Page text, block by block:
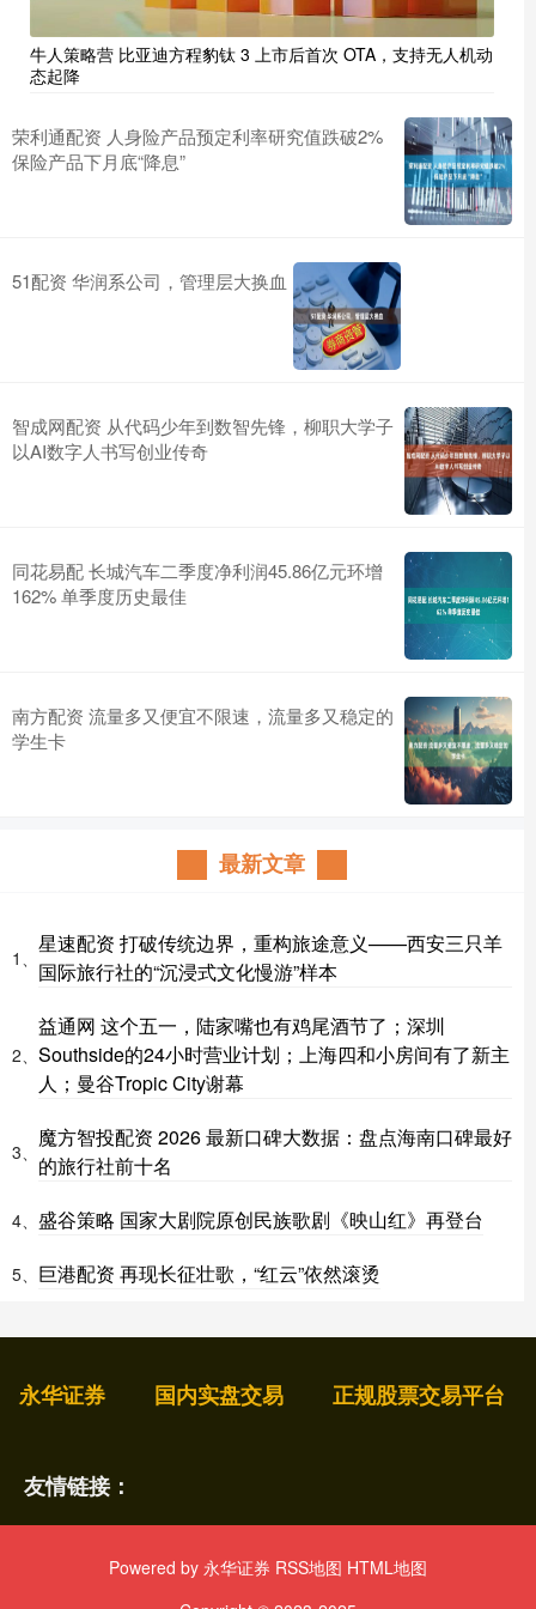
牛人策略营 比亚迪方程豹钛 3 上市后首次 OTA，支持无人机动
态起降
荣利通配资 人身险产品预定利率研究值跌破2%
保险产品下月底“降息”
51配资 华润系公司，管理层大换血
智成网配资 从代码少年到数智先锋，柳职大学子
以AI数字人书写创业传奇
同花易配 长城汽车二季度净利润45.86亿元环增
162% 单季度历史最佳
南方配资 流量多又便宜不限速，流量多又稳定的
学生卡
最新文章
1、
星速配资 打破传统边界，重构旅途意义——西安三只羊
国际旅行社的“沉浸式文化慢游”样本
2、
益通网 这个五一，陆家嘴也有鸡尾酒节了；深圳
Southside的24小时营业计划；上海四和小房间有了新主
人；曼谷Tropic City谢幕
3、
魔方智投配资 2026 最新口碑大数据：盘点海南口碑最好
的旅行社前十名
4、 盛谷策略 国家大剧院原创民族歌剧《映山红》再登台
5、 巨港配资 再现长征壮歌，“红云”依然滚烫
永华证券 国内实盘交易 正规股票交易平台
友情链接：
Powered by 永华证券 RSS地图 HTML地图